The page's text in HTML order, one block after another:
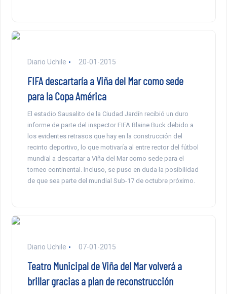
Diario Uchile 20-01-2015
FIFA descartaría a Viña del Mar como sede
para la Copa América
El estadio Sausalito de la Ciudad Jardín recibió un duro
informe de parte del inspector FIFA Blaine Buck debido a
los evidentes retrasos que hay en la construcción del
recinto deportivo, lo que motivaría al entre rector del fútbol
mundial a descartar a Viña del Mar como sede para el
torneo continental. Incluso, se puso en duda la posibilidad
de que sea parte del mundial Sub-17 de octubre próximo.
Diario Uchile 07-01-2015
Teatro Municipal de Viña del Mar volverá a
brillar gracias a plan de reconstrucción